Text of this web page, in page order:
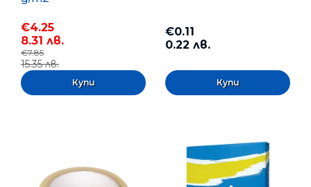
€4.25
8.31 лв.
€7.85
15.35 лв.
€0.11
0.22 лв.